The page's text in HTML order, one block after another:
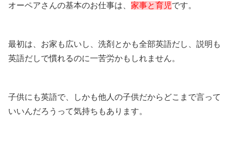
オーペアさんの基本のお仕事は、 家事と育児です。
最初は、お家も広いし、洗剤とかも全部英語だし、説明も
英語だしで慣れるのに一苦労かもしれません。
子供にも英語で、しかも他人の子供だからどこまで言って
いいんだろうって気持ちもあります。